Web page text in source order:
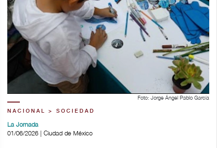
Foto: Jorge Ángel Pablo García
NACIONAL > SOCIEDAD
La Jornada
01/06/2026 | Ciudad de México